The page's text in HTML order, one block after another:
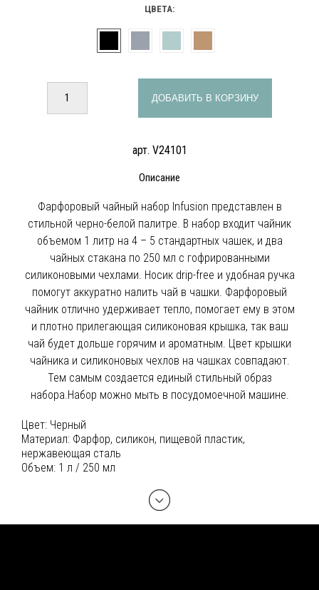
ЦВЕТА:
ДОБАВИТЬ В КОРЗИНУ
арт. V24101
Описание
Фарфоровый чайный набор Infusion представлен в
стильной черно-белой палитре. В набор входит чайник
объемом 1 литр на 4 – 5 стандартных чашек, и два
чайных стакана по 250 мл с гофрированными
силиконовыми чехлами. Носик drip-free и удобная ручка
помогут аккуратно налить чай в чашки. Фарфоровый
чайник отлично удерживает тепло, помогает ему в этом
и плотно прилегающая силиконовая крышка, так ваш
чай будет дольше горячим и ароматным. Цвет крышки
чайника и силиконовых чехлов на чашках совпадают.
Тем самым создается единый стильный образ
набора.Набор можно мыть в посудомоечной машине.
Цвет: Черный
Материал: Фарфор, силикон, пищевой пластик,
нержавеющая сталь
Объем: 1 л / 250 мл